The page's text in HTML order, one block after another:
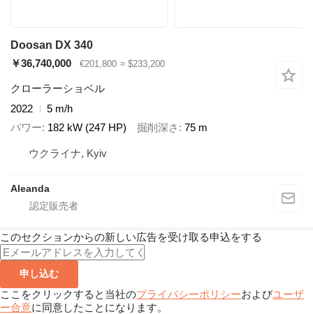
Doosan DX 340
￥36,740,000
€201,800 ≈ $233,200
クローラーショベル
2022
5 m/h
パワー 182 kW (247 HP) 掘削深さ 75 m
ウクライナ, Kyiv
Aleanda
このセクションからの新しい広告を受け取る申込をする
申し込む
ここをクリックすると当社のプライバシーポリシーおよびユーザ
ー合意に同意したことになります。